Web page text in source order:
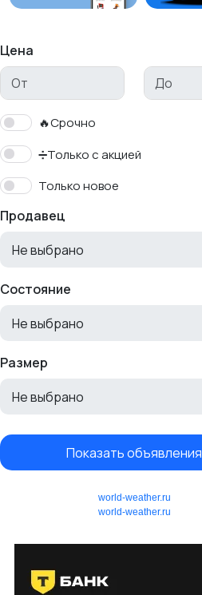
Цена
🔥Срочно
➗Только с акцией
Только новое
Продавец
Не выбрано
Состояние
Не выбрано
Размер
Не выбрано
Показать объявления
world-weather.ru
world-weather.ru